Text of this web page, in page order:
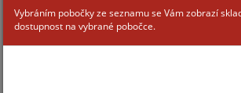
Vybráním pobočky ze seznamu se Vám zobrazí
dostupnost na vybrané pobočce.